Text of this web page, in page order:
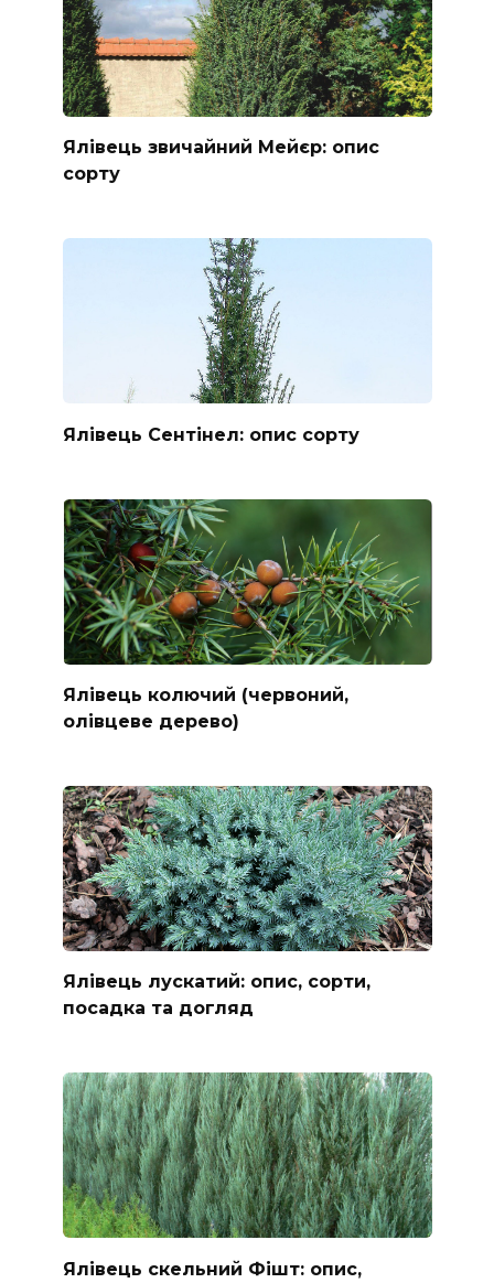
Ялівець звичайний Мейєр: опис
сорту
Ялівець Сентінел: опис сорту
Ялівець колючий (червоний,
олівцеве дерево)
Ялівець лускатий: опис, сорти,
посадка та догляд
Ялівець скельний Фішт: опис,